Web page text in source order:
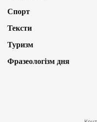
Спорт
Тексти
Туризм
Фразеологізм дня